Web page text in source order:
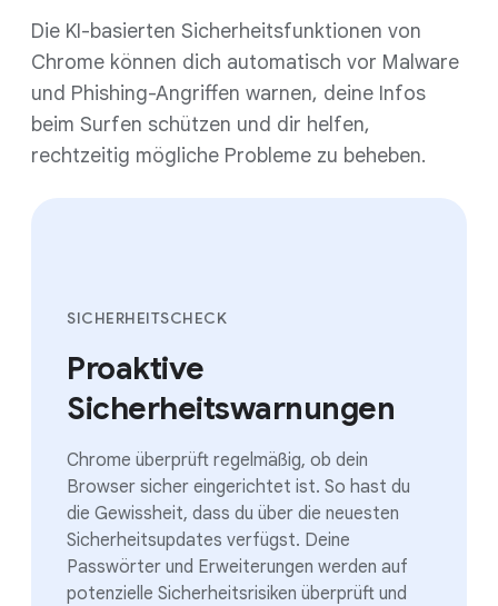
Die KI-basierten Sicherheitsfunktionen von
Chrome können dich automatisch vor Malware
und Phishing-Angriffen warnen, deine Infos
beim Surfen schützen und dir helfen,
rechtzeitig mögliche Probleme zu beheben.
SICHERHEITSCHECK
Proaktive
Sicherheitswarnungen
Chrome überprüft regelmäßig, ob dein
Browser sicher eingerichtet ist. So hast du
die Gewissheit, dass du über die neuesten
Sicherheitsupdates verfügst. Deine
Passwörter und Erweiterungen werden auf
potenzielle Sicherheitsrisiken überprüft und